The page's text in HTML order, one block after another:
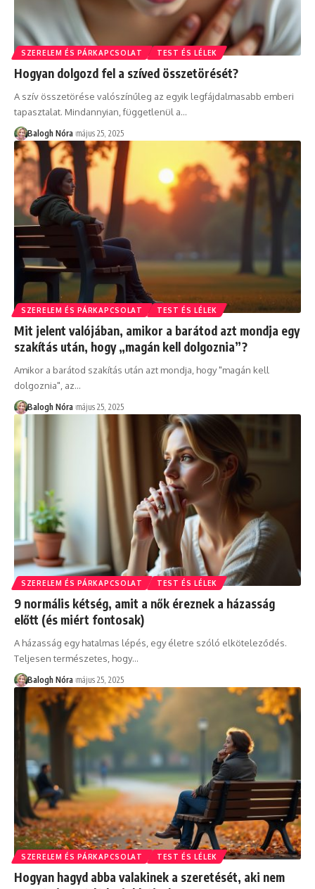
SZERELEM ÉS PÁRKAPCSOLAT TEST ÉS LÉLEK
Hogyan dolgozd fel a szíved összetörését?
A szív összetörése valószínűleg az egyik legfájdalmasabb emberi
tapasztalat. Mindannyian, függetlenül a…
Balogh Nóra május 25, 2025
SZERELEM ÉS PÁRKAPCSOLAT TEST ÉS LÉLEK
Mit jelent valójában, amikor a barátod azt mondja egy
szakítás után, hogy „magán kell dolgoznia”?
Amikor a barátod szakítás után azt mondja, hogy "magán kell
dolgoznia", az…
Balogh Nóra május 25, 2025
SZERELEM ÉS PÁRKAPCSOLAT TEST ÉS LÉLEK
9 normális kétség, amit a nők éreznek a házasság
előtt (és miért fontosak)
A házasság egy hatalmas lépés, egy életre szóló elköteleződés.
Teljesen természetes, hogy…
Balogh Nóra május 25, 2025
SZERELEM ÉS PÁRKAPCSOLAT TEST ÉS LÉLEK
Hogyan hagyd abba valakinek a szeretését, aki nem